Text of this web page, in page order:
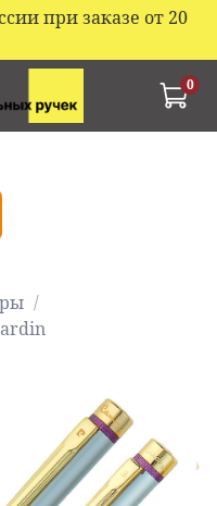
при заказе от 20
0